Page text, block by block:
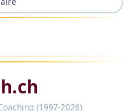
(1997-2026)